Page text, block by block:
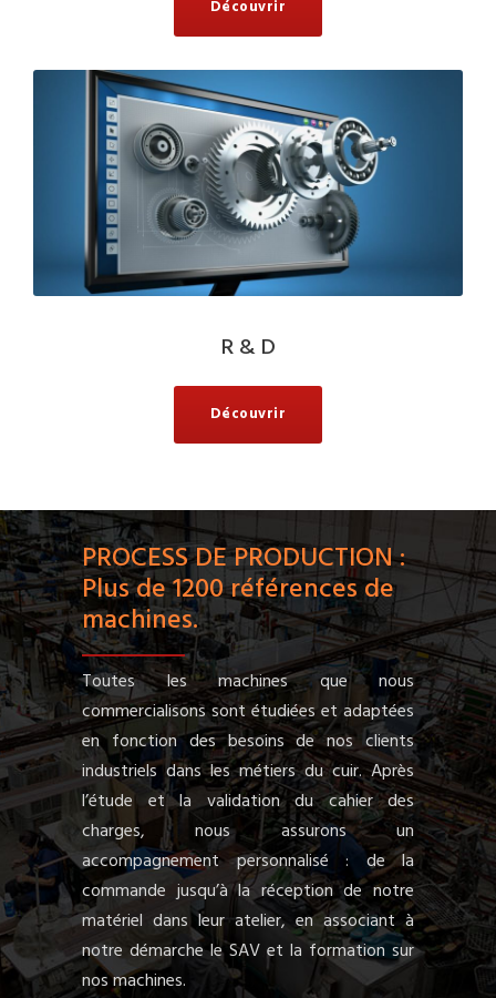
Découvrir
R & D
Découvrir
PROCESS DE PRODUCTION :
Plus de 1200 références de
machines.
Toutes les machines que nous
commercialisons sont étudiées et adaptées
en fonction des besoins de nos clients
industriels dans les métiers du cuir. Après
l’étude et la validation du cahier des
charges, nous assurons un
accompagnement personnalisé : de la
commande jusqu’à la réception de notre
matériel dans leur atelier, en associant à
notre démarche le SAV et la formation sur
nos machines.